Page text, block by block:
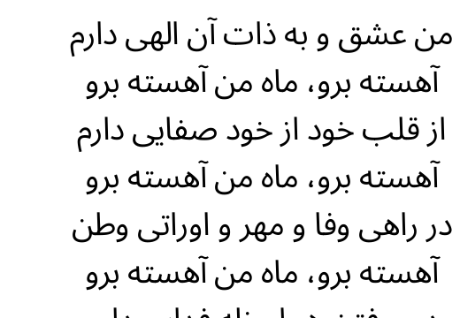
من عشق و به ذات آن الهی دارم
آهسته برو، ماه من آهسته برو
از قلب خود از خود صفایی دارم
آهسته برو، ماه من آهسته برو
در راهی وفا و مهر و اوراتی وطن
آهسته برو، ماه من آهسته برو